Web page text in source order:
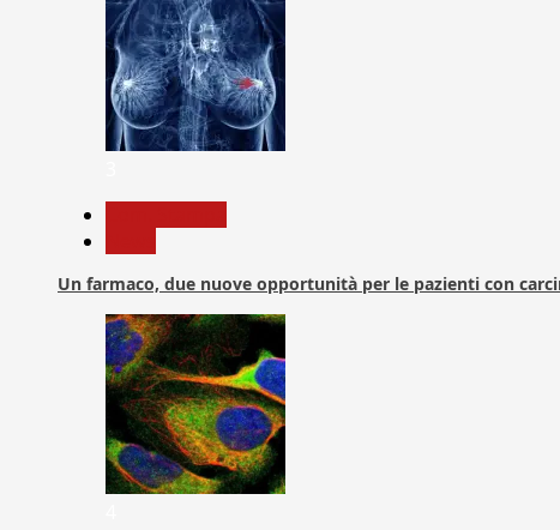
Un farmaco, due nuove opportunità per le pazienti con